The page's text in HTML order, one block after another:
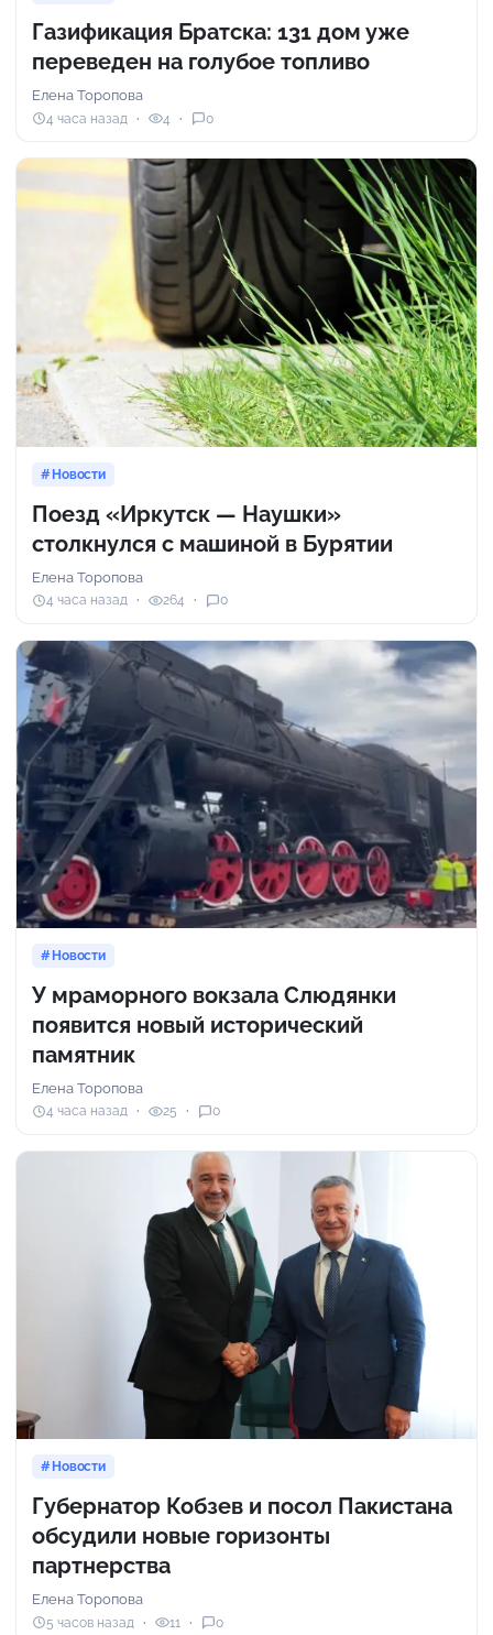
Газификация Братска: 131 дом уже
переведен на голубое топливо
Елена Торопова
4 часа назад 4 0
Новости
Поезд «Иркутск — Наушки»
столкнулся с машиной в Бурятии
Елена Торопова
4 часа назад 264 0
Новости
У мраморного вокзала Слюдянки
появится новый исторический
памятник
Елена Торопова
4 часа назад 25 0
Новости
Губернатор Кобзев и посол Пакистана
обсудили новые горизонты
партнерства
Елена Торопова
5 часов назад 11 0